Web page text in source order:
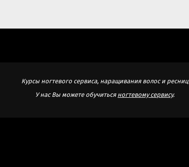
Курсы ногтевого сервиса, наращивания волос и ресниц
У нас Вы можете обучитьсяногтевому сервису.